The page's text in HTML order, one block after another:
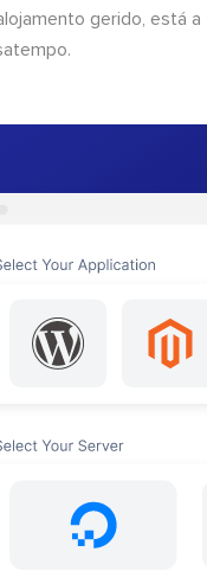
gerido, está a